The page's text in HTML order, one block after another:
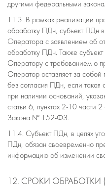
другими федеральными
11.3. В рамках реализации
обработку ПДн, субъект ПДн
Оператора с заявлением об
обработку ПДн. Также
Оператору с требованием о
Оператор оставляет за
без согласия ПДн, если такая
при наличии оснований,
статьи 6, пунктах 2-10 части 2
Закона № 152-ФЗ.
11.4. Субъект ПДн, в целях
ПДн, обязан своевременно
информацию об изменении
12. СРОКИ ОБРАБОТКИ